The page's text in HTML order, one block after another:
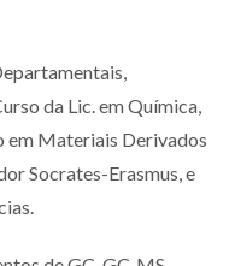
da Lic. em Química,
em Materiais Derivados
Socrates-Erasmus, e